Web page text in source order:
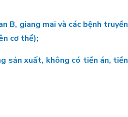
B, giang mai và các bệnh truyền
cơ thể);
sản xuất, không có tiền án, tiền